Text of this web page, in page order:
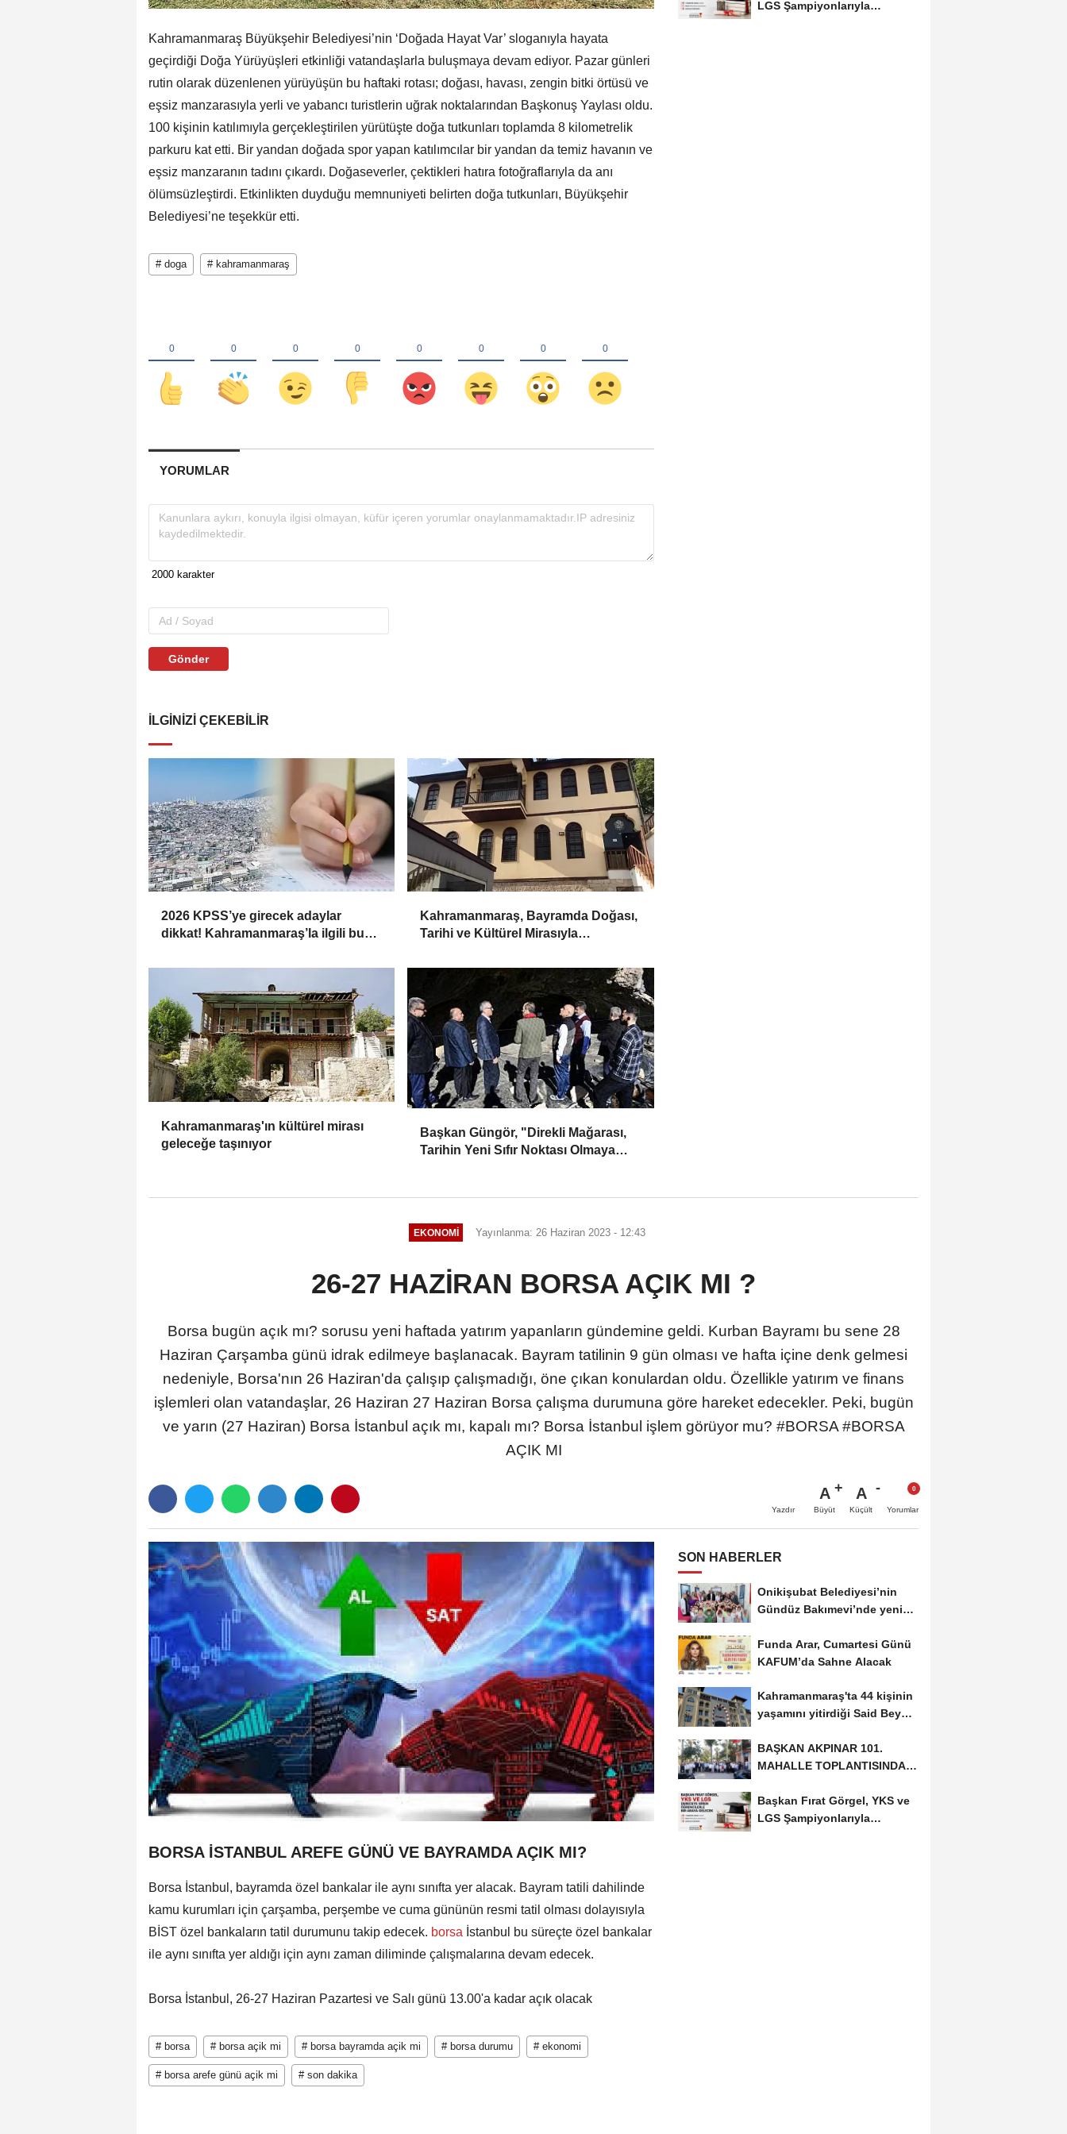
Kahramanmaraş Büyükşehir Belediyesi’nin ‘Doğada Hayat Var’ sloganıyla hayata
geçirdiği Doğa Yürüyüşleri etkinliği vatandaşlarla buluşmaya devam ediyor. Pazar günleri
rutin olarak düzenlenen yürüyüşün bu haftaki rotası; doğası, havası, zengin bitki örtüsü ve
eşsiz manzarasıyla yerli ve yabancı turistlerin uğrak noktalarından Başkonuş Yaylası oldu.
100 kişinin katılımıyla gerçekleştirilen yürütüşte doğa tutkunları toplamda 8 kilometrelik
parkuru kat etti. Bir yandan doğada spor yapan katılımcılar bir yandan da temiz havanın ve
eşsiz manzaranın tadını çıkardı. Doğaseverler, çektikleri hatıra fotoğraflarıyla da anı
ölümsüzleştirdi. Etkinlikten duyduğu memnuniyeti belirten doğa tutkunları, Büyükşehir
Belediyesi’ne teşekkür etti.
# doga # kahramanmaraş
YORUMLAR
Gönder
İLGINIZI ÇEKEBILIR
2026 KPSS’ye girecek adaylar
dikkat! Kahramanmaraş’la ilgili bu
Kahramanmaraş, Bayramda Doğası,
Tarihi ve Kültürel Mirasıyla
Kahramanmaraş'ın kültürel mirası
geleceğe taşınıyor
Başkan Güngör, "Direkli Mağarası,
Tarihin Yeni Sıfır Noktası Olmaya
LGS Şampiyonlarıyla
EKONOMİ Yayınlanma: 26 Haziran 2023 - 12:43
26-27 HAZİRAN BORSA AÇIK MI ?
Borsa bugün açık mı? sorusu yeni haftada yatırım yapanların gündemine geldi. Kurban Bayramı bu sene 28
Haziran Çarşamba günü idrak edilmeye başlanacak. Bayram tatilinin 9 gün olması ve hafta içine denk gelmesi
nedeniyle, Borsa'nın 26 Haziran'da çalışıp çalışmadığı, öne çıkan konulardan oldu. Özellikle yatırım ve finans
işlemleri olan vatandaşlar, 26 Haziran 27 Haziran Borsa çalışma durumuna göre hareket edecekler. Peki, bugün
ve yarın (27 Haziran) Borsa İstanbul açık mı, kapalı mı? Borsa İstanbul işlem görüyor mu? #BORSA #BORSA
AÇIK MI
Yazdır
A
Büyüt
A
Küçült Yorumlar
BORSA İSTANBUL AREFE GÜNÜ VE BAYRAMDA AÇIK MI?
Borsa İstanbul, bayramda özel bankalar ile aynı sınıfta yer alacak. Bayram tatili dahilinde
kamu kurumları için çarşamba, perşembe ve cuma gününün resmi tatil olması dolayısıyla
BİST özel bankaların tatil durumunu takip edecek. borsa İstanbul bu süreçte özel bankalar
ile aynı sınıfta yer aldığı için aynı zaman diliminde çalışmalarına devam edecek.
Borsa İstanbul, 26-27 Haziran Pazartesi ve Salı günü 13.00'a kadar açık olacak
# borsa # borsa açik mi # borsa bayramda açik mi # borsa durumu # ekonomi
# borsa arefe günü açik mi # son dakika
SON HABERLER
Onikişubat Belediyesi’nin
Gündüz Bakımevi’nde yeni
Funda Arar, Cumartesi Günü
KAFUM’da Sahne Alacak
Kahramanmaraş'ta 44 kişinin
yaşamını yitirdiği Said Bey
BAŞKAN AKPINAR 101.
MAHALLE TOPLANTISINDA
SAKİNLERİYLE...
Başkan Fırat Görgel, YKS ve
LGS Şampiyonlarıyla